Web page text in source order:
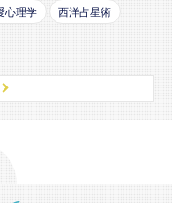
心理学 西洋占星術